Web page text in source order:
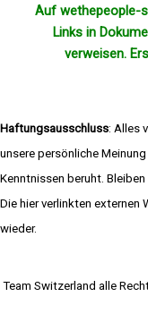
Auf wethepeople-
Links in
verweisen.
Haftungsausschluss: Alles
unsere persönliche
Kenntnissen beruht.
Die hier verlinkten externen
Team Switzerland alle